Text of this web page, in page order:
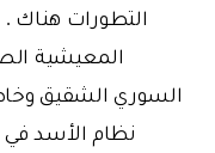
التطورات هناك
المعيشية
السوري الشقيق
نظام الأسد في